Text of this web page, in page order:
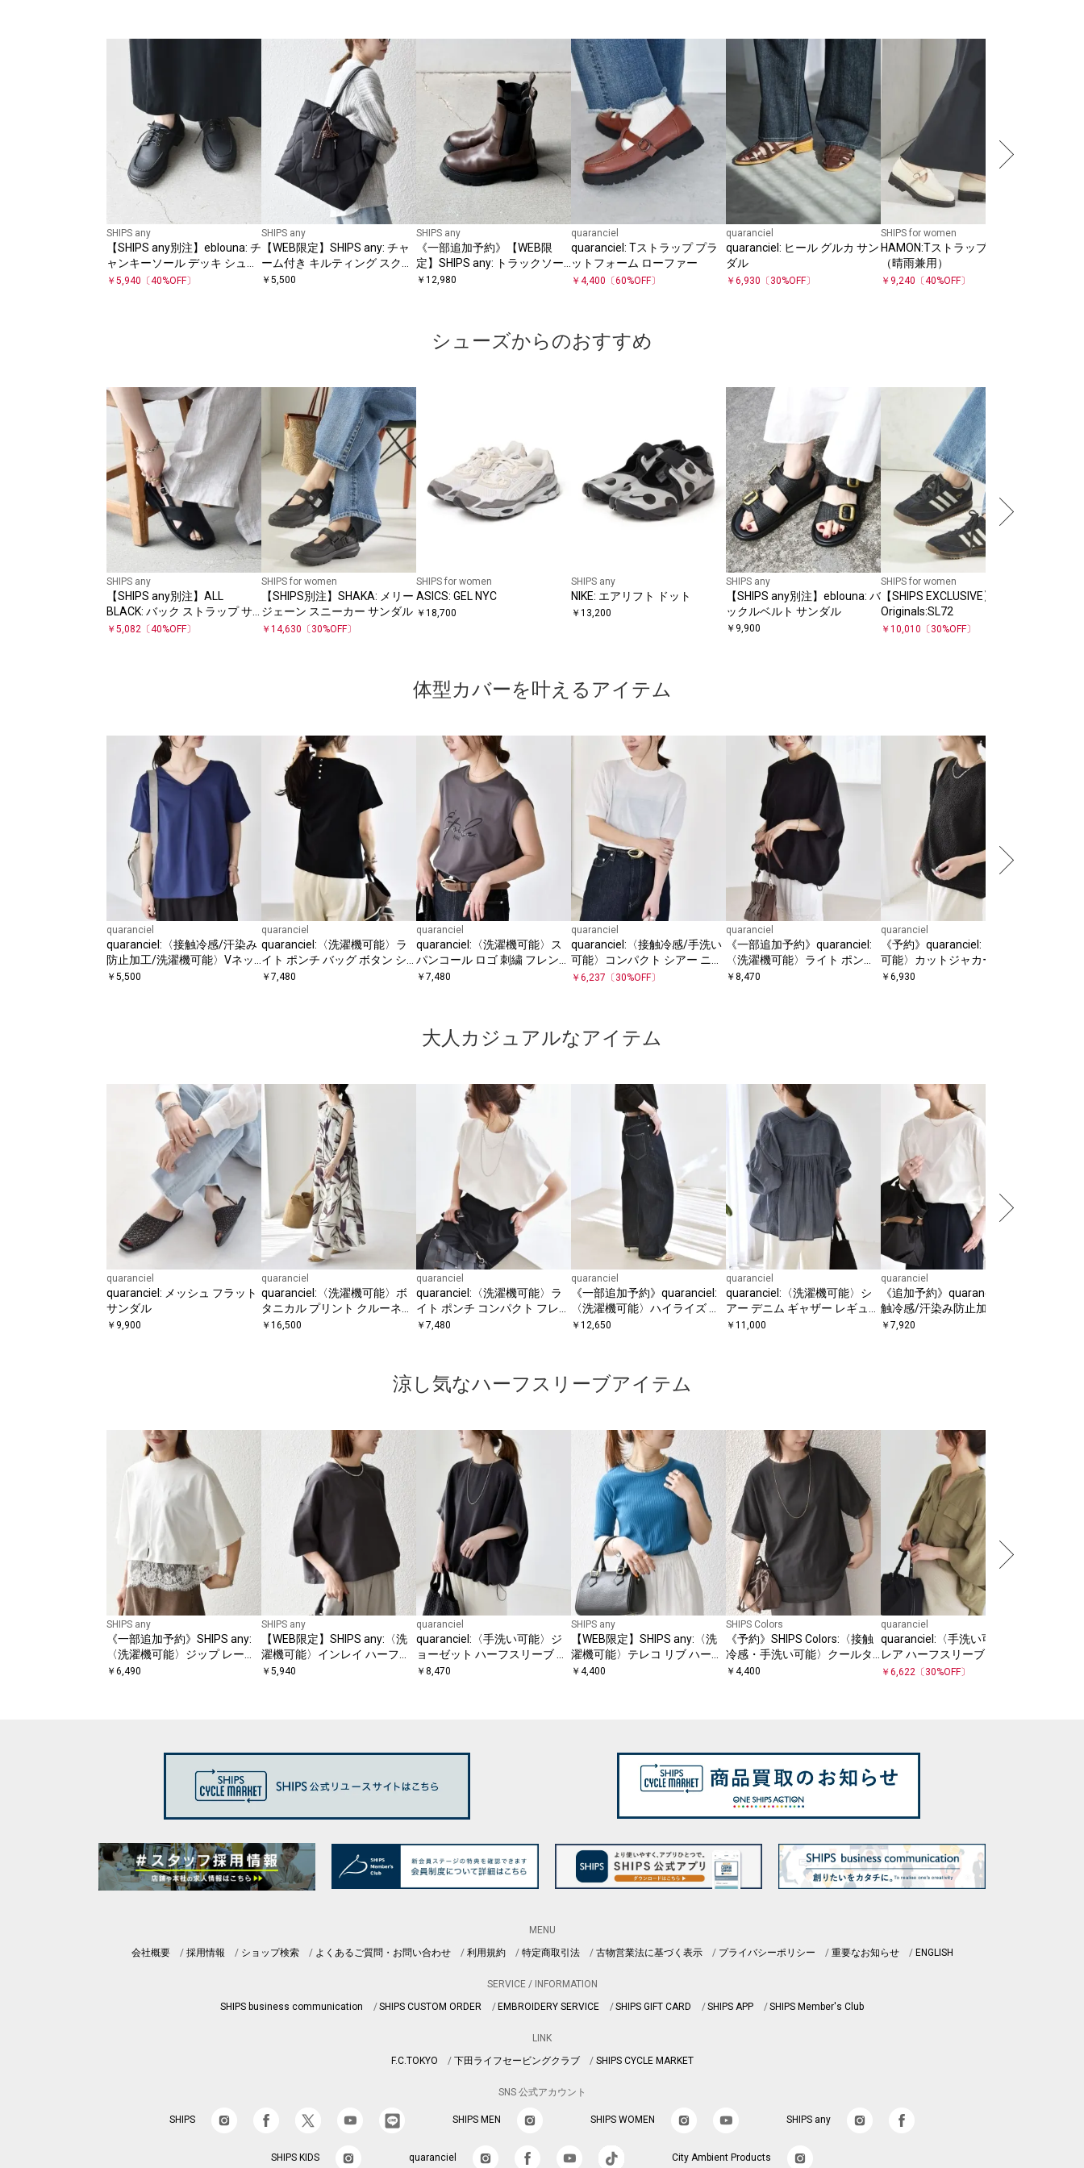
SHIPS any
【SHIPS any別注】eblouna: チ
ャンキーソール デッキ シュー
ズ
￥ 5,940 〔40%OFF〕
SHIPS any
【WEB限定】SHIPS any: チャ
ーム付き キルティング スクエ
ア A4 トート バッグ
￥ 5,500
SHIPS any
《一部追加予約》【WEB限
定】SHIPS any: トラックソー
ル サイドゴア ブーツ 26AW
￥ 12,980
quaranciel
quaranciel: Tストラップ プラ
ットフォーム ローファー
￥ 4,400 〔60%OFF〕
quaranciel
quaranciel: ヒール グルカ サン
ダル
￥ 6,930 〔 30%OFF〕
SHIPS for women
HAMON:Tストラップ シューズ
（晴雨兼用）
￥ 9,240 〔40%OFF〕
シューズからのおすすめ
SHIPS any
【SHIPS any別注】ALL
BLACK: バック ストラップ サ
ンダル
￥ 5,082 〔40%OFF〕
SHIPS for women
【SHIPS別注】SHAKA: メリー
ジェーン スニーカー サンダル
￥ 14,630 〔 30%OFF〕
SHIPS for women
ASICS: GEL NYC
￥ 18,700
SHIPS any
NIKE: エアリフト ドット
￥ 13,200
SHIPS any
【SHIPS any別注】eblouna: バ
ックルベルト サンダル
￥ 9,900
SHIPS for women
【SHIPS EXCLUSIVE】adidas
Originals:SL72
￥ 10,010 〔 30%OFF〕
体型カバーを叶えるアイテム
quaranciel
quaranciel:〈接触冷感/汗染み
防止加工/洗濯機可能〉Vネッ
ク タック ハーフスリーブ TEE
￥ 5,500
quaranciel
quaranciel:〈洗濯機可能〉ラ
イト ポンチ バッグ ボタン シ
ョートスリーブ TEE
￥ 7,480
quaranciel
quaranciel:〈洗濯機可能〉ス
パンコール ロゴ 刺繍 フレンチ
スリーブ TEE
￥ 7,480
quaranciel
quaranciel:〈接触冷感/手洗い
可能〉コンパクト シアー ニッ
ト TEE
￥ 6,237 〔 30%OFF〕
quaranciel
《一部追加予約》quaranciel:
〈洗濯機可能〉ライト ポンチ
ハーフスリーブ ドロスト ルー
￥ 8,470
quaranciel
《予約》quaranciel:〈洗濯機
可能〉カットジャカード ルー
ズ フレンチスリーブ プルオー
￥ 6,930
大人カジュアルなアイテム
quaranciel
quaranciel: メッシュ フラット
サンダル
￥ 9,900
quaranciel
quaranciel:〈洗濯機可能〉ボ
タニカル プリント クルーネッ
ク ギャザー ワンピース
￥ 16,500
quaranciel
quaranciel:〈洗濯機可能〉ラ
イト ポンチ コンパクト フレン
チスリーブ TEE
￥ 7,480
quaranciel
《一部追加予約》quaranciel:
〈洗濯機可能〉ハイライズ ル
ーズ ワイド デニム パンツ
￥ 12,650
quaranciel
quaranciel:〈洗濯機可能〉シ
アー デニム ギャザー レギュラ
ー シャツ
￥ 11,000
quaranciel
《追加予約》quaranciel:〈接
触冷感/汗染み防止加工/洗濯
機可能〉ドッキング Aライン
￥ 7,920
涼し気なハーフスリーブアイテム
SHIPS any
《一部追加予約》SHIPS any:
〈洗濯機可能〉ジップ レース
ヘム ハーフスリーブ TEE
￥ 6,490
SHIPS any
【WEB限定】SHIPS any:〈洗
濯機可能〉インレイ ハーフス
リーブ ショートTEE
￥ 5,940
quaranciel
quaranciel:〈手洗い可能〉ジ
ョーゼット ハーフスリーブ ド
ロスト ルーズ ブラウス
￥ 8,470
SHIPS any
【WEB限定】SHIPS any:〈洗
濯機可能〉テレコ リブ ハーフ
スリーブ TEE
￥ 4,400
SHIPS Colors
《予約》SHIPS Colors:〈接触
冷感・手洗い可能〉クールタ
ッチ シアーコンビ ハーフスリ
￥ 4,400
quaranciel
quaranciel:〈手洗い可能〉フ
レア ハーフスリーブ バンドカ
ラー スキッパー シャツ
￥ 6,622 〔 30%OFF〕
MENU
会社概要
採用情報 ショップ検索 よくあるご質問・お問い合わせ 利用規約 特定商取引法 古物営業法に基づく表示 プライバシーポリシー 重要なお知らせ ENGLISH
SERVICE / INFORMATION
SHIPS business communication
SHIPS CUSTOM ORDER EMBROIDERY SERVICE SHIPS GIFT CARD SHIPS APP SHIPS Member's Club
LINK
F.C.TOKYO
下田ライフセービングクラブ SHIPS CYCLE MARKET
SNS 公式アカウント
SHIPS SHIPS MEN SHIPS WOMEN SHIPS any
SHIPS KIDS quaranciel City Ambient Products